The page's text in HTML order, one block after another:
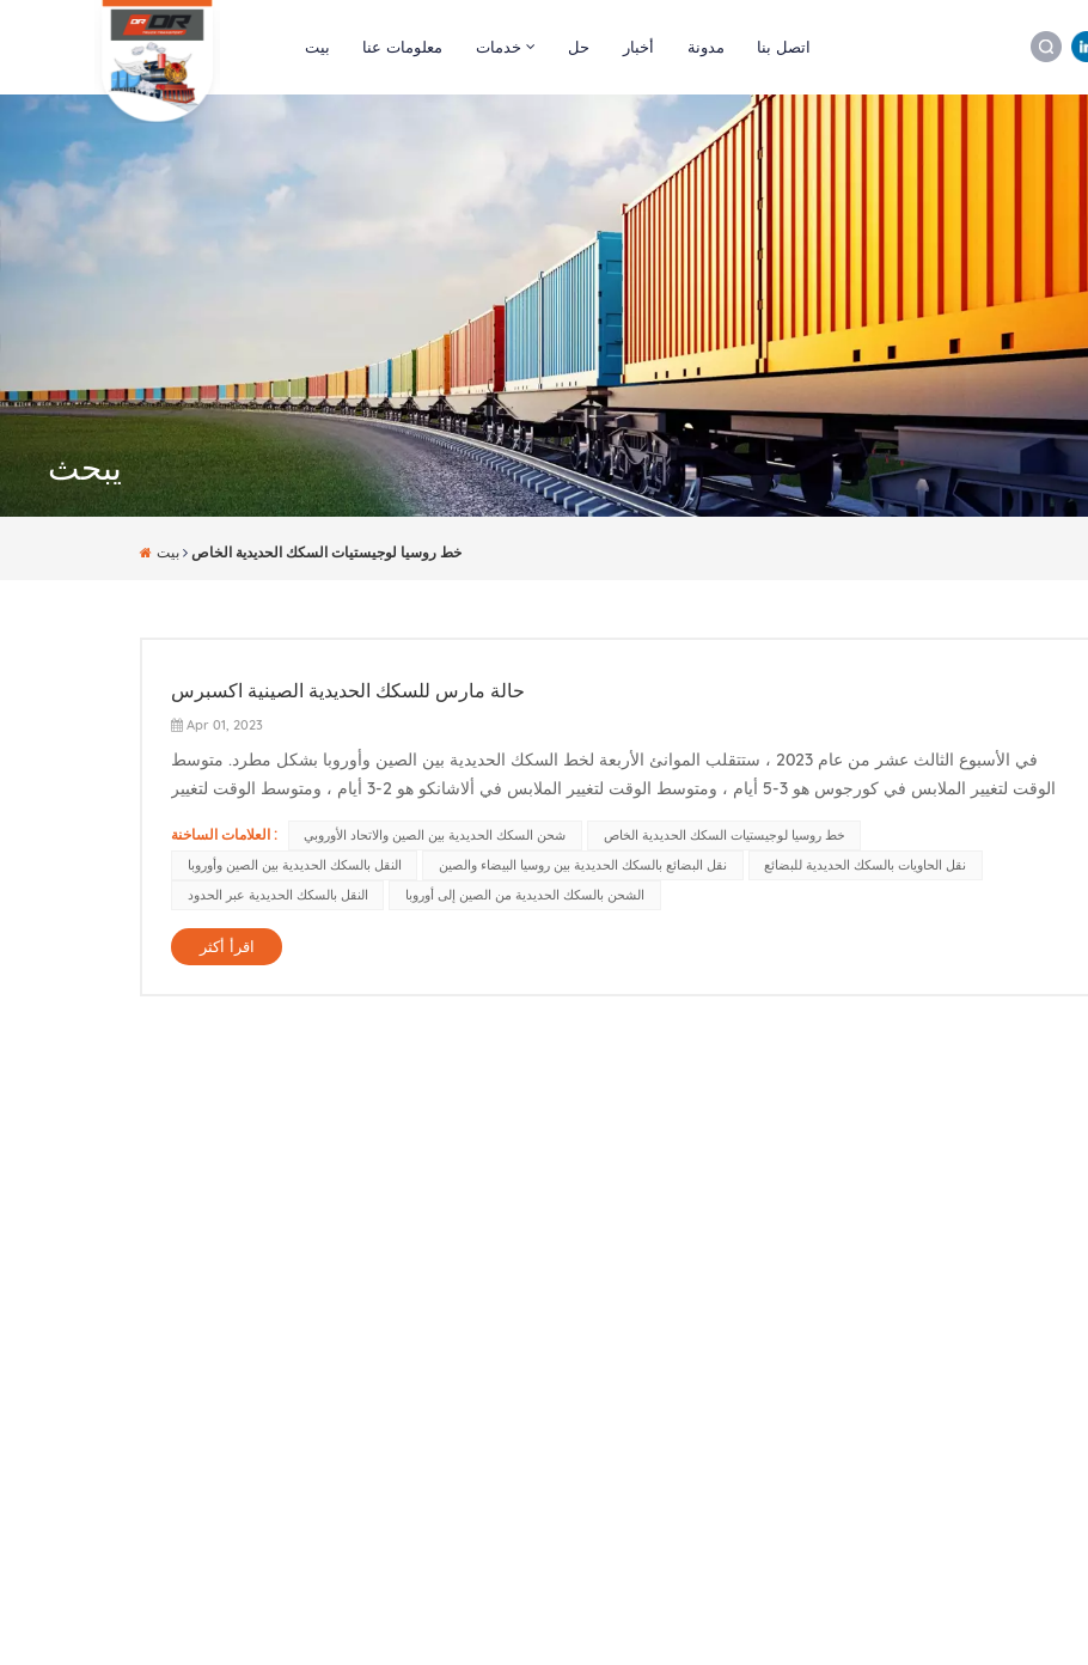
بيت معلومات عنا خدمات حل أخبار مدونة اتصل بنا
يبحث
بيت خط روسيا لوجيستيات السكك الحديدية الخاص
حالة مارس للسكك الحديدية الصينية اكسبرس
Apr 01, 2023
في الأسبوع الثالث عشر من عام 2023 ، ستتقلب الموانئ الأربعة لخط السكك الحديدية بين الصين وأوروبا بشكل مطرد. متوسط
الوقت لتغيير الملابس في كورجوس هو 3-5 أيام ، ومتوسط الوقت لتغيير الملابس في ألاشانكو هو 2-3 أيام ، ومتوسط الوقت لتغيير
العلامات الساخنة : شحن السكك الحديدية بين الصين والاتحاد الأوروبي
خط روسيا لوجيستيات السكك الحديدية الخاص
النقل بالسكك الحديدية بين الصين وأوروبا
نقل البضائع بالسكك الحديدية بين روسيا البيضاء والصين
نقل الحاويات بالسكك الحديدية للبضائع
النقل بالسكك الحديدية عبر الحدود
الشحن بالسكك الحديدية من الصين إلى أوروبا
اقرأ أكثر